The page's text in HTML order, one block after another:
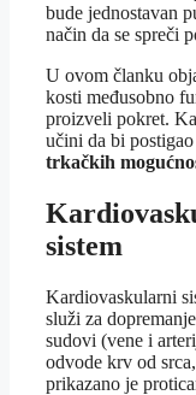
bude jednostavan
način da se spreči
U ovom članku
kosti međusobno
proizveli pokret.
učini da bi
trkačkih
sistem
Kardiovaskularni
služi za
sudovi (vene i
odvode krv od
prikazano je